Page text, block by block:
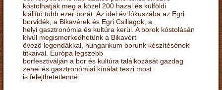
kóstolhatják meg a közel 200 hazai és külföldi
kiállító több ezer borát. Az idei év fókuszába az Egri
borvidék, a Bikavérek és Egri Csillagok, a
helyi gasztronómia és kultúra kerül. A borok kóstolásán
kívül megismerkedhetünk a Bikavért
övező legendákkal, hungarikum borunk készítésének
titkaival. Európa legszebb
borfesztiválján a bor és kultúra találkozását gazdag
zenei és gasztronómiai kínálat teszi most
is felejthetetlenné.